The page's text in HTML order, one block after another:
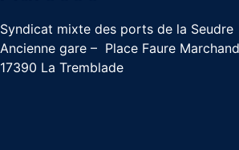
Syndicat mixte des ports de la Seudre
Ancienne gare – Place Faure Marchand
17390 La Tremblade